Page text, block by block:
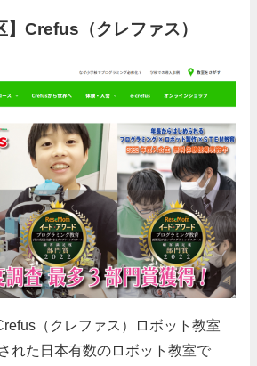
】Crefus（クレファス）
（クレファス）ロボット教室
れた日本有数のロボット教室で